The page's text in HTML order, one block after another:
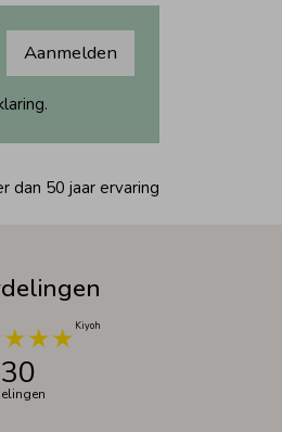
Aanmelden
dan 50 jaar ervaring